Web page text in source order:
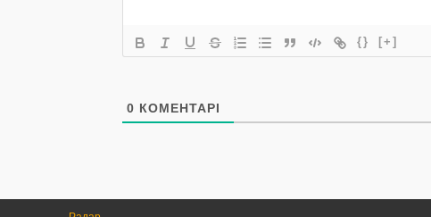
{} [+]
0 КОМЕНТАРІ